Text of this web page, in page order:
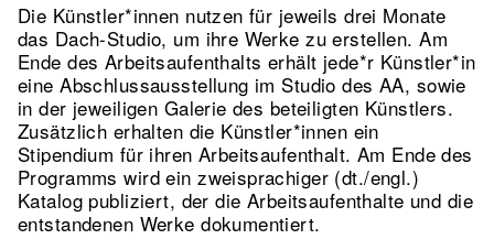
Die Künstler*innen nutzen für jeweils drei Monate
das Dach-Studio, um ihre Werke zu erstellen. Am
Ende des Arbeitsaufenthalts erhält jede*r Künstler*in
eine Abschlussausstellung im Studio des AA, sowie
in der jeweiligen Galerie des beteiligten Künstlers.
Zusätzlich erhalten die Künstler*innen ein
Stipendium für ihren Arbeitsaufenthalt. Am Ende des
Programms wird ein zweisprachiger (dt./engl.)
Katalog publiziert, der die Arbeitsaufenthalte und die
entstandenen Werke dokumentiert.